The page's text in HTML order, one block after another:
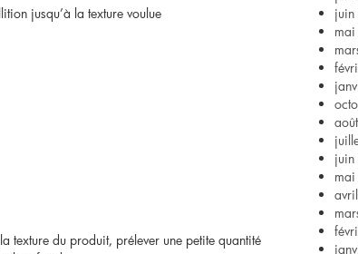
jusqu’à la texture voulue
texture du produit, prélever une petite quantité